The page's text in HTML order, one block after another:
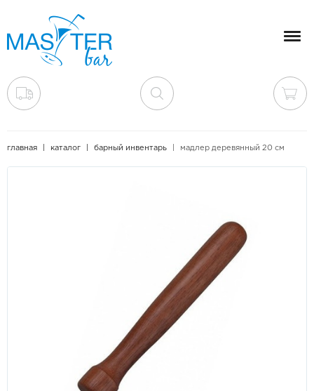
главная каталог барный инвентарь мадлер деревянный 20 см